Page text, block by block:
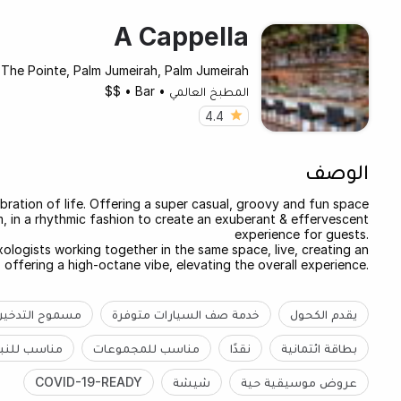
A Cappella
The Pointe, Palm Jumeirah, Palm Jumeirah
المطبخ العالمي •
Bar
•
$$
4.4
الوصف
of life. Offering a super casual, groovy and fun space
in a rhythmic fashion to create an exuberant & effervescent
experience for guests.
working together in the same space, live, creating an
a high-octane vibe, elevating the overall experience.
يقدم الكحول خدمة صف السيارات متوفرة مسموح
بطاقة ائتمانية نقدًا مناسب للمجموعات مناسب
عروض موسيقية حية شيشة COVID-19-READY